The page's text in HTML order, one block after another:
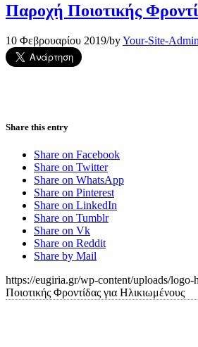
Παροχή Ποιοτικής
10 Φεβρουαρίου 2019/byYour-Site-
Share this entry
Share on Facebook
Share on Twitter
Share on WhatsApp
Share on Pinterest
Share on LinkedIn
Share on Tumblr
Share on Vk
Share on Reddit
Share by Mail
https://eugiria.gr/wp-content/uploads/logo-
Ποιοτικής Φροντίδας για Ηλικιωμένους